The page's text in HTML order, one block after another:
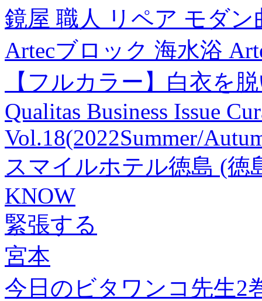
鏡屋 職人 リペア モダン
Artecブロック 海水浴
【フルカラー】白衣を
Qualitas Business Issue
Vol.18(2022Summer/
スマイルホテル徳島 (徳
KNOW
緊張する
宮本
今日のビタワンコ先生2